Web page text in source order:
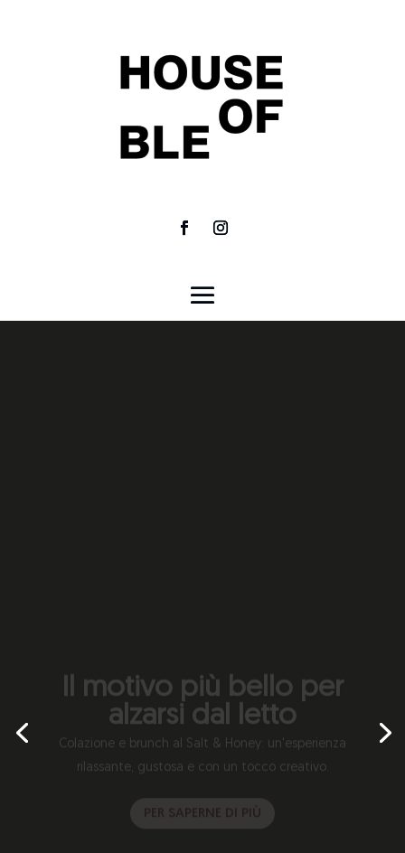
alzarsi dal letto
Colazione e brunch al Salt & Honey: un'esperienza
rilassante, gustosa e con un tocco creativo.